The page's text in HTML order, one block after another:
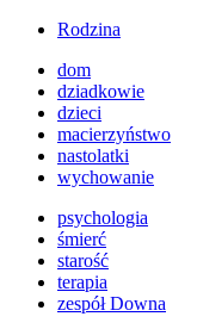
Rodzina
dom
dziadkowie
dzieci
macierzyństwo
nastolatki
wychowanie
psychologia
śmierć
starość
terapia
zespół Downa